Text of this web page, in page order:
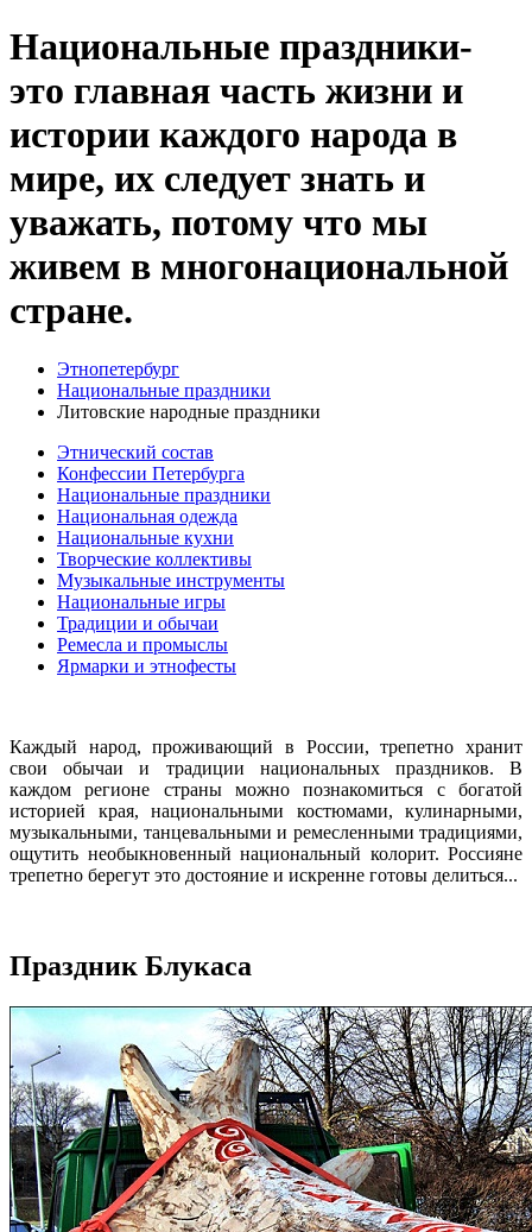
Национальные праздники-
это главная часть жизни и
истории каждого народа в
мире, их следует знать и
уважать, потому что мы
живем в многонациональной
стране.
Этнопетербург
Национальные праздники
Литовские народные праздники
Этнический состав
Конфессии Петербурга
Национальные праздники
Национальная одежда
Национальные кухни
Творческие коллективы
Музыкальные инструменты
Национальные игры
Традиции и обычаи
Ремесла и промыслы
Ярмарки и этнофесты
Каждый народ, проживающий в России, трепетно хранит
свои обычаи и традиции национальных праздников. В
каждом регионе страны можно познакомиться с богатой
историей края, национальными костюмами, кулинарными,
музыкальными, танцевальными и ремесленными традициями,
ощутить необыкновенный национальный колорит. Россияне
трепетно берегут это достояние и искренне готовы делиться...
Праздник Блукаса